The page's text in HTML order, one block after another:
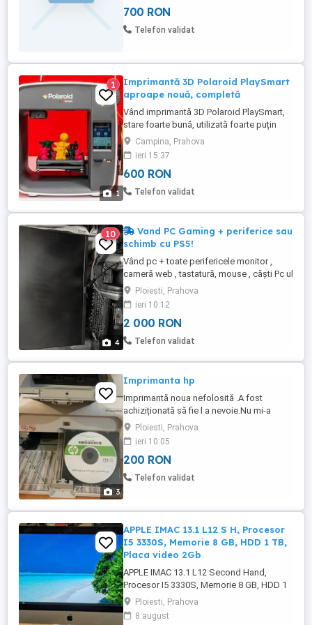
700 RON
Telefon validat
1
1
Imprimantă 3D Polaroid PlaySmart
aproape nouă, completă
Vând imprimantă 3D Polaroid PlaySmart,
stare foarte bună, utilizată foarte puțin
(aproape nouă). Imprimanta pornește și
funcționează normal. Ideală pentru
începători sau pentru cineva care vrea o
imprimantă 3D solidă, de brand Ecran
touch, design compact Printează PLA
Imprimanta ...
Campina, Prahova
ieri 15:37
600 RON
Telefon validat
4
10
Vand PC Gaming + periferice sau
schimb cu PS5!
Vând pc + toate perifericele monitor ,
cameră web , tastatură, mouse , căști Pc ul
conține : Procesor amd ryzen 5 3600 placa
video amd Radeon rx 6500 xt 16 ram ddr4
3200 MHz 2 ssd uri unul de 1000 unul de
500gb placa de bază msi b550 gaming
gen3 Monitorul este un Philips de gaming
Ploiesti, Prahova
ieri 10:12
2 000 RON
Telefon validat
3
Imprimanta hp
Imprimantă noua nefolosită .A fost
achiziționată să fie l a nevoie.Nu mi-a
folosit si deaceea o vând.
Ploiesti, Prahova
ieri 10:05
200 RON
Telefon validat
APPLE IMAC 13.1 L12 S H, Procesor
I5 3330S, Memorie 8 GB, HDD 1 TB,
Placa video 2Gb
APPLE IMAC 13.1 L12 Second Hand,
Procesor I5 3330S, Memorie 8 GB, HDD 1
TB, Placa video APPLE IMAC 13.1 L12
Second Hand, Procesor I5 3330S,
Memorie 8 GB, HDD 1 TB, Placa video
Ploiesti, Prahova
8 august